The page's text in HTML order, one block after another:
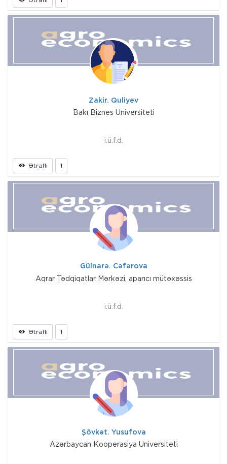
Zakir. Quliyev
Bakı Biznes Universiteti
i.ü.f.d.
Ətraflı 1
Gülnarə. Cəfərova
Aqrar Tədqiqatlar Mərkəzi, aparıcı mütəxəssis
i.ü.f.d.
Ətraflı 1
Şövkət. Yusufova
Azərbaycan Kooperasiya Universiteti